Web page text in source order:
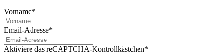
Vorname*
Email-Adresse*
Aktiviere das reCAPTCHA-Kontrollkästchen*